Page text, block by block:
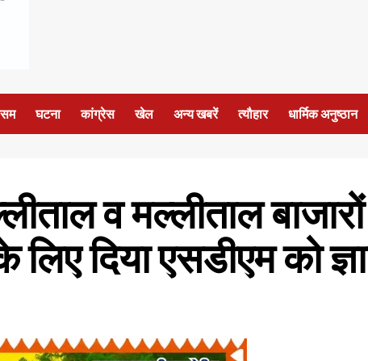
घटना कांग्रेस खेल अन्य खबरें त्यौहार धार्मिक अनुष्ठान
व मल्लीताल
दिया एसडीएम को